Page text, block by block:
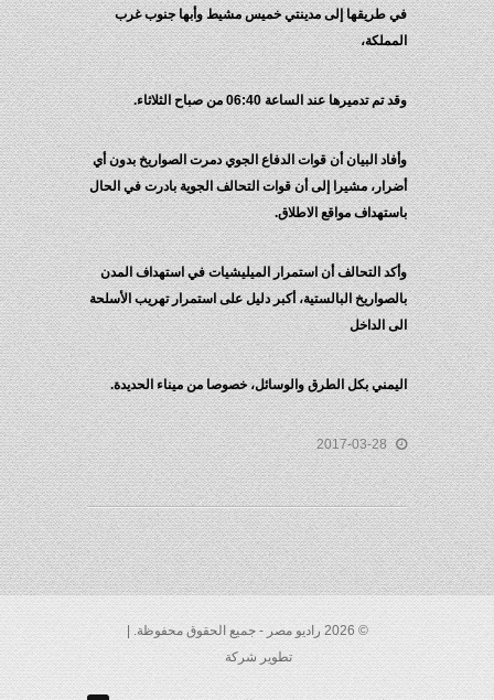
في طريقها إلى مدينتي خميس مشيط وأبها جنوب غرب
المملكة،
وقد تم تدميرها عند الساعة 06:40 من صباح الثلاثاء.
وأفاد البيان أن قوات الدفاع الجوي دمرت الصواريخ بدون أي
أضرار، مشيرا إلى أن قوات التحالف الجوية بادرت في الحال
باستهداف مواقع الاطلاق.
وأكد التحالف أن استمرار الميليشيات في استهداف المدن
بالصواريخ البالستية، أكبر دليل على استمرار تهريب الأسلحة
الى الداخل
اليمني بكل الطرق والوسائل، خصوصا من ميناء الحديدة.
2017-03-28
© 2026 راديو مصر - جميع الحقوق محفوظة. |
تطوير شركة